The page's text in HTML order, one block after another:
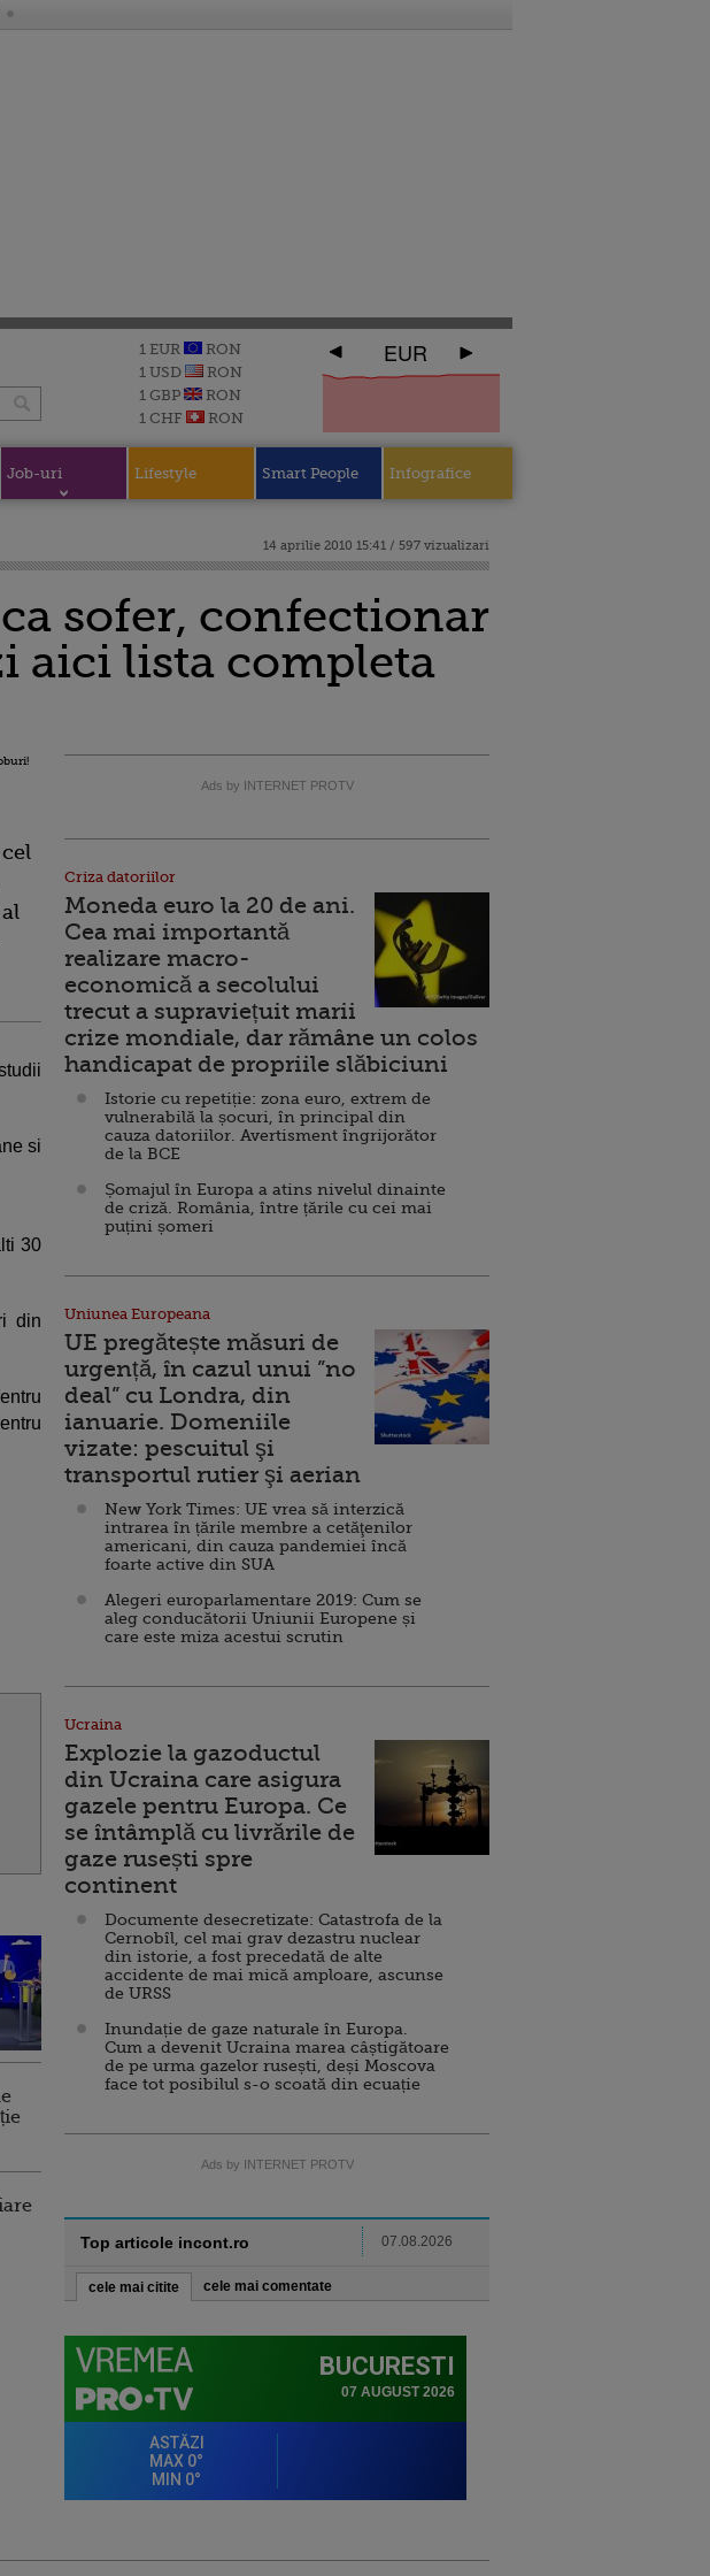
1 EUR
RON
1 USD
RON
1 GBP
RON
1 CHF
RON
EUR
Job-uri Lifestyle Smart People Infografice
14 aprilie 2010 15:41 / 597 vizualizari
sofer, confectionar
aici lista completa
si
30
din
Ads by INTERNET PROTV
Criza datoriilor
Moneda euro la 20 de ani.
Cea mai importantă
realizare macro-
economică a secolului
trecut a supraviețuit marii
crize mondiale, dar rămâne un colos
handicapat de propriile slăbiciuni
Istorie cu repetiție: zona euro, extrem de
vulnerabilă la șocuri, în principal din
cauza datoriilor. Avertisment îngrijorător
de la BCE
Șomajul în Europa a atins nivelul dinainte
de criză. România, între țările cu cei mai
puțini șomeri
Uniunea Europeana
UE pregătește măsuri de
urgență, în cazul unui ”no
deal” cu Londra, din
ianuarie. Domeniile
vizate: pescuitul şi
transportul rutier şi aerian
New York Times: UE vrea să interzică
intrarea în țările membre a cetăţenilor
americani, din cauza pandemiei încă
foarte active din SUA
Alegeri europarlamentare 2019: Cum se
aleg conducătorii Uniunii Europene și
care este miza acestui scrutin
Ucraina
Explozie la gazoductul
din Ucraina care asigura
gazele pentru Europa. Ce
se întâmplă cu livrările de
gaze rusești spre
continent
Documente desecretizate: Catastrofa de la
Cernobîl, cel mai grav dezastru nuclear
din istorie, a fost precedată de alte
accidente de mai mică amploare, ascunse
de URSS
Inundație de gaze naturale în Europa.
Cum a devenit Ucraina marea câștigătoare
de pe urma gazelor rusești, deși Moscova
face tot posibilul s-o scoată din ecuație
Ads by INTERNET PROTV
Top articole incont.ro 07.08.2026
cele mai citite cele mai comentate